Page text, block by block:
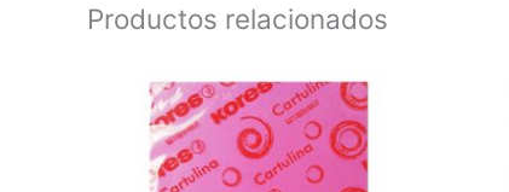
Productos relacionados